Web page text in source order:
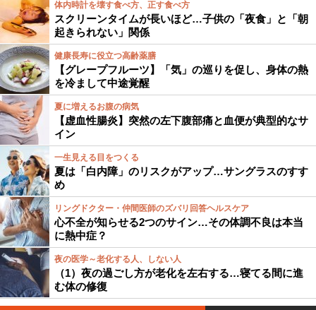
体内時計を壊す食べ方、正す食べ方
スクリーンタイムが長いほど…子供の「夜食」と「朝
起きられない」関係
健康長寿に役立つ高齢薬膳
【グレープフルーツ】「気」の巡りを促し、身体の熱
を冷まして中途覚醒
夏に増えるお腹の病気
【虚血性腸炎】突然の左下腹部痛と血便が典型的なサ
イン
一生見える目をつくる
夏は「白内障」のリスクがアップ…サングラスのすす
め
リングドクター・仲間医師のズバリ回答ヘルスケア
心不全が知らせる2つのサイン…その体調不良は本当
に熱中症？
夜の医学～老化する人、しない人
（1）夜の過ごし方が老化を左右する…寝てる間に進
む体の修復